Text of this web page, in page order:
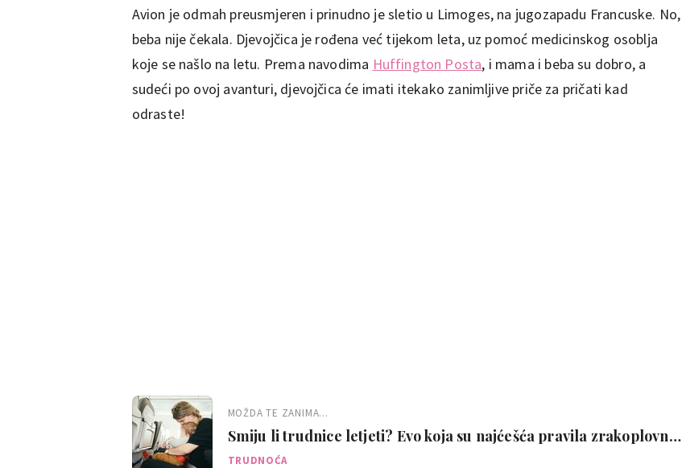
Avion je odmah preusmjeren i prinudno je sletio u Limoges, na jugozapadu Francuske. No,
beba nije čekala. Djevojčica je rođena već tijekom leta, uz pomoć medicinskog osoblja
koje se našlo na letu. Prema navodima Huffington Posta, i mama i beba su dobro, a
sudeći po ovoj avanturi, djevojčica će imati itekako zanimljive priče za pričati kad
odraste!
MOŽDA TE ZANIMA...
Smiju li trudnice letjeti? Evo koja su najćešća pravila zrakoplovnih
kompanija
TRUDNOĆA